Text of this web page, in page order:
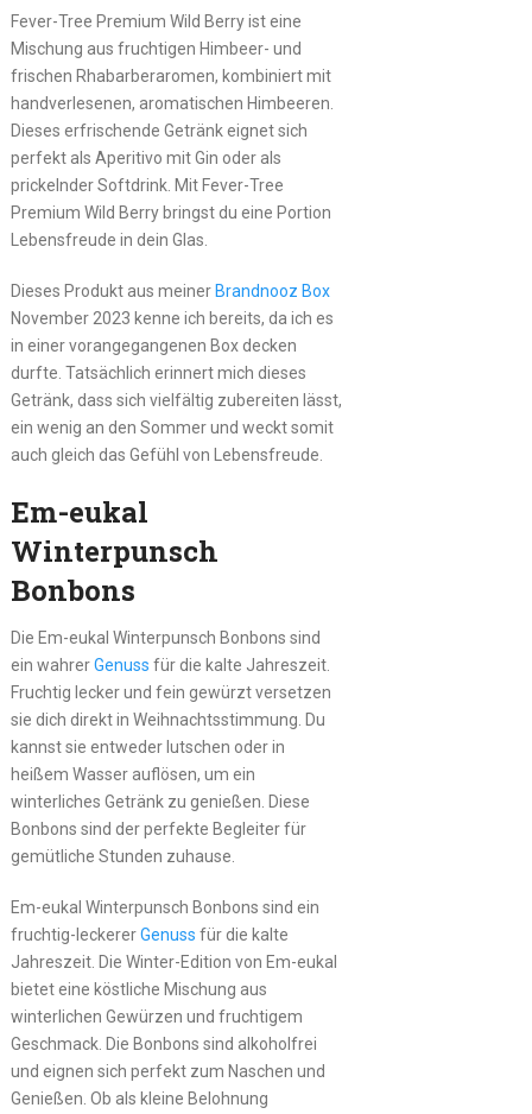
Fever-Tree Premium Wild Berry ist eine
Mischung aus fruchtigen Himbeer- und
frischen Rhabarberaromen, kombiniert mit
handverlesenen, aromatischen Himbeeren.
Dieses erfrischende Getränk eignet sich
perfekt als Aperitivo mit Gin oder als
prickelnder Softdrink. Mit Fever-Tree
Premium Wild Berry bringst du eine Portion
Lebensfreude in dein Glas.
Dieses Produkt aus meinerBrandnooz Box
November 2023 kenne ich bereits, da ich es
in einer vorangegangenen Box decken
durfte. Tatsächlich erinnert mich dieses
Getränk, dass sich vielfältig zubereiten lässt,
ein wenig an den Sommer und weckt somit
auch gleich das Gefühl von Lebensfreude.
Em-eukal
Winterpunsch
Bonbons
Die Em-eukal Winterpunsch Bonbons sind
ein wahrerGenuss für die kalte Jahreszeit.
Fruchtig lecker und fein gewürzt versetzen
sie dich direkt in Weihnachtsstimmung. Du
kannst sie entweder lutschen oder in
heißem Wasser auflösen, um ein
winterliches Getränk zu genießen. Diese
Bonbons sind der perfekte Begleiter für
gemütliche Stunden zuhause.
Em-eukal Winterpunsch Bonbons sind ein
fruchtig-leckererGenuss für die kalte
Jahreszeit. Die Winter-Edition von Em-eukal
bietet eine köstliche Mischung aus
winterlichen Gewürzen und fruchtigem
Geschmack. Die Bonbons sind alkoholfrei
und eignen sich perfekt zum Naschen und
Genießen. Ob als kleine Belohnung